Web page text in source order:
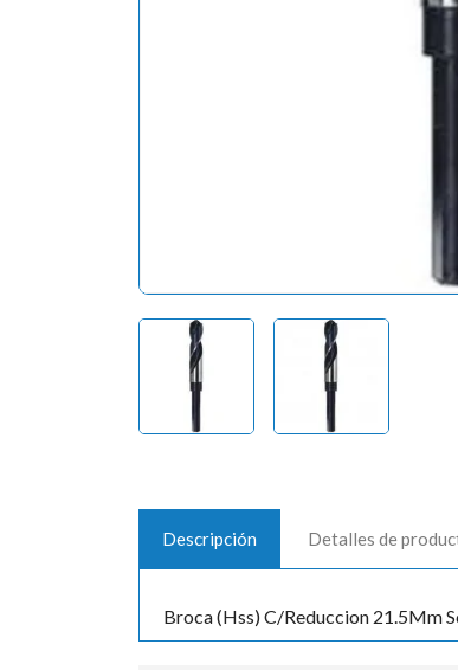
Descripción Detalles de
Broca (Hss) C/Reduccion 21.5Mm